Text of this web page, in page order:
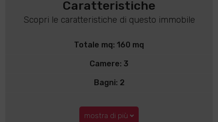
Caratteristiche
Scopri le caratteristiche di questo immobile
Totale mq: 160 mq
Camere: 3
Bagni: 2
mostra di più